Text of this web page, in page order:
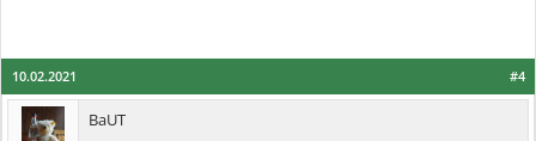
#4
10.02.2021
BaUT